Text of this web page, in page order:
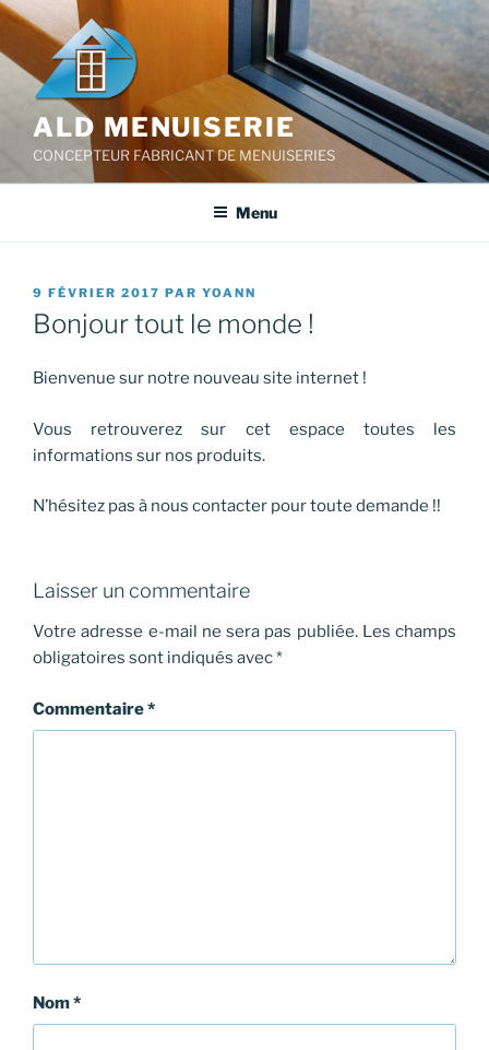
Aller
contenu
principal
ALD MENUISERIE
CONCEPTEUR FABRICANT DE MENUISERIES
Menu
PUBLIÉ
LE
9 FÉVRIER 2017 PAR YOANN
Bonjour tout le monde !
Bienvenue sur notre nouveau site internet !
Vous retrouverez sur cet espace toutes les
informations sur nos produits.
N’hésitez pas à nous contacter pour toute demande !!
Laisser un commentaire
Votre adresse e-mail ne sera pas publiée. Les champs
obligatoires sont indiqués avec*
Commentaire*
Nom*